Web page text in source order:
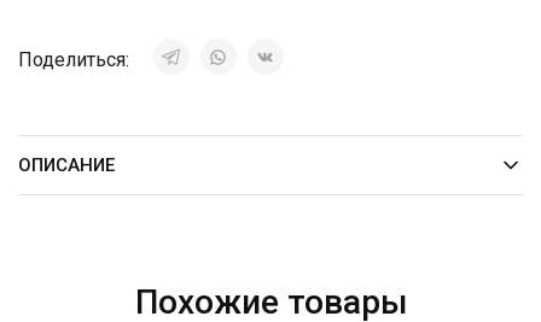
Поделиться:
ОПИСАНИЕ
Похожие товары